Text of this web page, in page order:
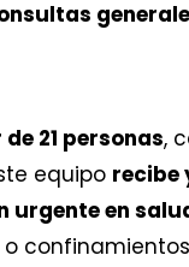
21 personas,
equipo recibe
urgente en